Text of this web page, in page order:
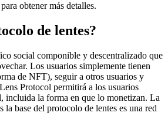
obtener más detalles.
de lentes?
social componible y descentralizado que
Los usuarios simplemente tienen
de NFT), seguir a otros usuarios y
Protocol permitirá a los usuarios
incluida la forma en que lo monetizan. La
la base del protocolo de lentes es una red